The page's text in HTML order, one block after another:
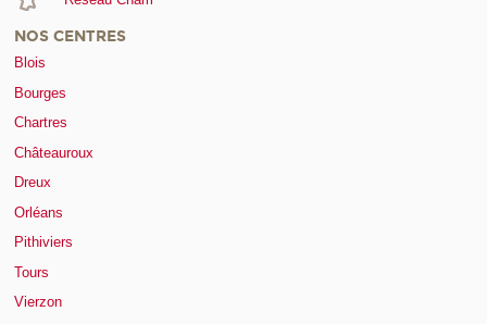
NOS CENTRES
Blois
Bourges
Chartres
Châteauroux
Dreux
Orléans
Pithiviers
Tours
Vierzon